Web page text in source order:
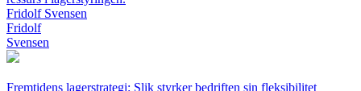
Fridolf Svensen
Fridolf
Svensen
Fremtidens lagerstrategi: Slik styrker bedriften sin fleksibilitet